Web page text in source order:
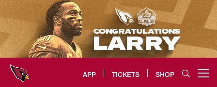
Skip
to
main
content
APP TICKETS SHOP